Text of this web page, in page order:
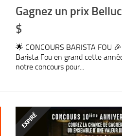
Gagnez un prix
$
🌟 CONCOURS BARISTA FOU
Barista Fou en grand cette
notre concours pour...